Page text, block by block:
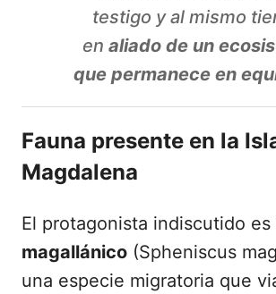
testigo y al mismo
en aliado de un
que permanece en
Fauna presente en la
Magdalena
El protagonista indiscutido es
magallánico (Spheniscus
una especie migratoria que